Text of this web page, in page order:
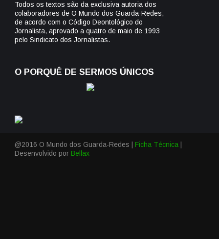
Todos os textos são da exclusiva autoria dos
colaboradores de O Mundo dos Guarda-Redes,
de acordo com o Código Deontológico do
Jornalista, aprovado a quatro de maio de 1993
pelo Sindicato dos Jornalistas.
O PORQUÊ DE SERMOS ÚNICOS
@2016 O Mundo dos Guarda-Redes | Ficha Técnica
Desenvolvido por Bellax